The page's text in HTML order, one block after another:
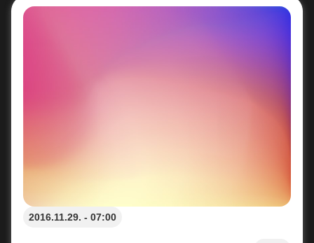
2016.11.29. - 07:00